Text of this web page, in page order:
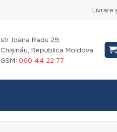
Livrare
str. Ioana Radu 29,
Chișinău, Republica Moldova
GSM: 060 44 22 77